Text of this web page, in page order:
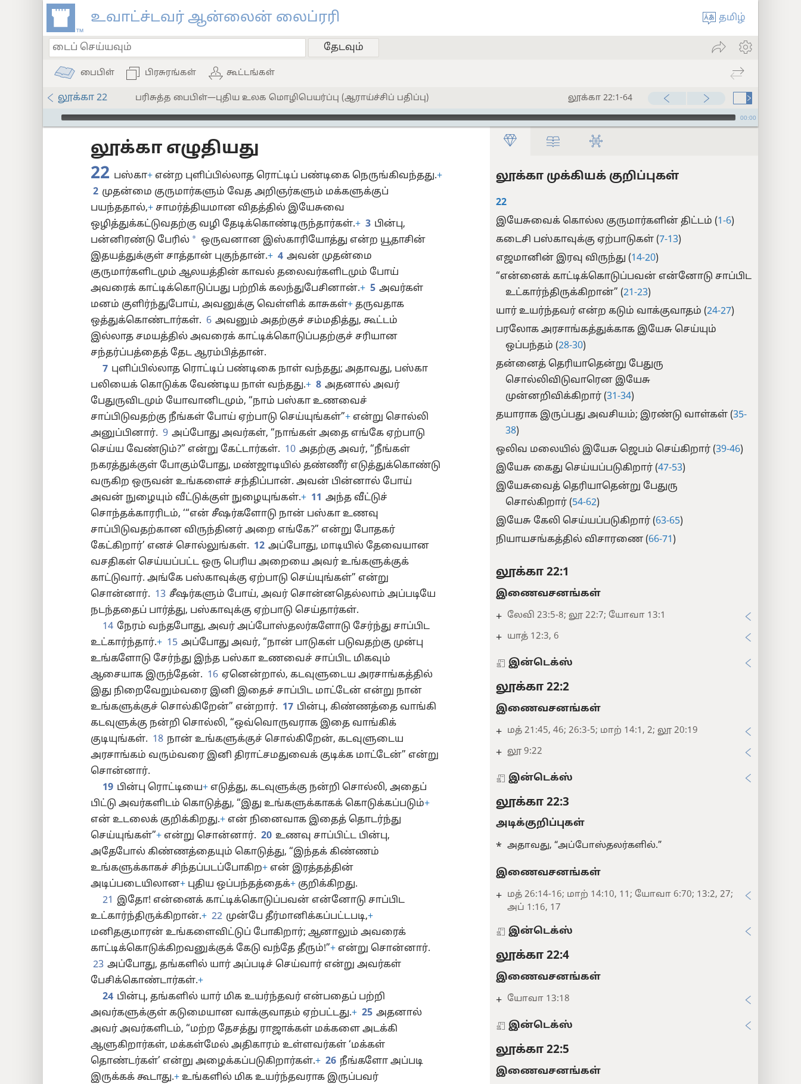
உவாட்ச்டவர் ஆன்லைன் லைப்ரரி தமிழ்
பைபிள் பிரசுரங்கள் கூட்டங்கள்
லூக்கா 22 பரிசுத்த பைபிள்—புதிய உலக மொழிபெயர்ப்பு (ஆராய்ச்சிப் பதிப்பு) லூக்கா 22:1-64
Audio Player 00:00
லூக்கா முக்கியக் குறிப்புகள்
22
இயேசுவைக் கொல்ல குருமார்களின் திட்டம் (1-6)
கடைசி பஸ்காவுக்கு ஏற்பாடுகள் (7-13)
எஜமானின் இரவு விருந்து (14-20)
“என்னைக் காட்டிக்கொடுப்பவன் என்னோடு சாப்பிட
உட்கார்ந்திருக்கிறான்” (21-23)
யார் உயர்ந்தவர் என்ற கடும் வாக்குவாதம் (24-27)
பரலோக அரசாங்கத்துக்காக இயேசு செய்யும்
ஒப்பந்தம் (28-30)
தன்னைத் தெரியாதென்று பேதுரு
சொல்லிவிடுவாரென இயேசு
முன்னறிவிக்கிறார் (31-34)
தயாராக இருப்பது அவசியம்; இரண்டு வாள்கள் (35-
38)
ஒலிவ மலையில் இயேசு ஜெபம் செய்கிறார் (39-46)
இயேசு கைது செய்யப்படுகிறார் (47-53)
இயேசுவைத் தெரியாதென்று பேதுரு
சொல்கிறார் (54-62)
இயேசு கேலி செய்யப்படுகிறார் (63-65)
நியாயசங்கத்தில் விசாரணை (66-71 )
லூக்கா 22:1
இணைவசனங்கள்
+ லேவி 23:5-8; லூ 22:7; யோவா 13:1
+ யாத் 12:3, 6
இன்டெக்ஸ்
லூக்கா 22:2
இணைவசனங்கள்
+ மத் 21:45, 46; 26:3-5; மாற் 14:1, 2; லூ 20:19
+ லூ 9:22
இன்டெக்ஸ்
லூக்கா 22:3
அடிக்குறிப்புகள்
* அதாவது, “அப்போஸ்தலர்களில்.”
இணைவசனங்கள்
+ மத் 26:14-16; மாற் 14:10, 11; யோவா 6:70; 13:2, 27;
அப் 1:16, 17
இன்டெக்ஸ்
லூக்கா 22:4
இணைவசனங்கள்
+ யோவா 13:18
இன்டெக்ஸ்
லூக்கா 22:5
இணைவசனங்கள்
லூக்கா எழுதியது
22 பஸ்கா+ என்ற புளிப்பில்லாத ரொட்டிப் பண்டிகை நெருங்கிவந்தது.+
2 முதன்மை குருமார்களும் வேத அறிஞர்களும் மக்களுக்குப்
பயந்ததால்,+ சாமர்த்தியமான விதத்தில் இயேசுவை
ஒழித்துக்கட்டுவதற்கு வழி தேடிக்கொண்டிருந்தார்கள்.+ 3 பின்பு,
பன்னிரண்டு பேரில் * ஒருவனான இஸ்காரியோத்து என்ற யூதாசின்
இதயத்துக்குள் சாத்தான் புகுந்தான்.+ 4 அவன் முதன்மை
குருமார்களிடமும் ஆலயத்தின் காவல் தலைவர்களிடமும் போய்
அவரைக் காட்டிக்கொடுப்பது பற்றிக் கலந்துபேசினான்.+ 5 அவர்கள்
மனம் குளிர்ந்துபோய், அவனுக்கு வெள்ளிக் காசுகள்+ தருவதாக
ஒத்துக்கொண்டார்கள். 6 அவனும் அதற்குச் சம்மதித்து, கூட்டம்
இல்லாத சமயத்தில் அவரைக் காட்டிக்கொடுப்பதற்குச் சரியான
சந்தர்ப்பத்தைத் தேட ஆரம்பித்தான்.
7 புளிப்பில்லாத ரொட்டிப் பண்டிகை நாள் வந்தது; அதாவது, பஸ்கா
பலியைக் கொடுக்க வேண்டிய நாள் வந்தது.+ 8 அதனால் அவர்
பேதுருவிடமும் யோவானிடமும், “நாம் பஸ்கா உணவைச்
சாப்பிடுவதற்கு நீங்கள் போய் ஏற்பாடு செய்யுங்கள்”+ என்று சொல்லி
அனுப்பினார். 9 அப்போது அவர்கள், “நாங்கள் அதை எங்கே ஏற்பாடு
செய்ய வேண்டும்?” என்று கேட்டார்கள். 10 அதற்கு அவர், “நீங்கள்
நகரத்துக்குள் போகும்போது, மண்ஜாடியில் தண்ணீர் எடுத்துக்கொண்டு
வருகிற ஒருவன் உங்களைச் சந்திப்பான். அவன் பின்னால் போய்
அவன் நுழையும் வீட்டுக்குள் நுழையுங்கள்.+ 11 அந்த வீட்டுச்
சொந்தக்காரரிடம், ‘“என் சீஷர்களோடு நான் பஸ்கா உணவு
சாப்பிடுவதற்கான விருந்தினர் அறை எங்கே?” என்று போதகர்
கேட்கிறார்’ எனச் சொல்லுங்கள். 12 அப்போது, மாடியில் தேவையான
வசதிகள் செய்யப்பட்ட ஒரு பெரிய அறையை அவர் உங்களுக்குக்
காட்டுவார். அங்கே பஸ்காவுக்கு ஏற்பாடு செய்யுங்கள்” என்று
சொன்னார். 13 சீஷர்களும் போய், அவர் சொன்னதெல்லாம் அப்படியே
நடந்ததைப் பார்த்து, பஸ்காவுக்கு ஏற்பாடு செய்தார்கள்.
14 நேரம் வந்தபோது, அவர் அப்போஸ்தலர்களோடு சேர்ந்து சாப்பிட
உட்கார்ந்தார்.+ 15 அப்போது அவர், “நான் பாடுகள் படுவதற்கு முன்பு
உங்களோடு சேர்ந்து இந்த பஸ்கா உணவைச் சாப்பிட மிகவும்
ஆசையாக இருந்தேன். 16 ஏனென்றால், கடவுளுடைய அரசாங்கத்தில்
இது நிறைவேறும்வரை இனி இதைச் சாப்பிட மாட்டேன் என்று நான்
உங்களுக்குச் சொல்கிறேன்” என்றார். 17 பின்பு, கிண்ணத்தை வாங்கி
கடவுளுக்கு நன்றி சொல்லி, “ஒவ்வொருவராக இதை வாங்கிக்
குடியுங்கள். 18 நான் உங்களுக்குச் சொல்கிறேன், கடவுளுடைய
அரசாங்கம் வரும்வரை இனி திராட்சமதுவைக் குடிக்க மாட்டேன்” என்று
சொன்னார்.
19 பின்பு ரொட்டியை+ எடுத்து, கடவுளுக்கு நன்றி சொல்லி, அதைப்
பிட்டு அவர்களிடம் கொடுத்து, “இது உங்களுக்காகக் கொடுக்கப்படும்+
என் உடலைக் குறிக்கிறது.+ என் நினைவாக இதைத் தொடர்ந்து
செய்யுங்கள்”+ என்று சொன்னார். 20 உணவு சாப்பிட்ட பின்பு,
அதேபோல் கிண்ணத்தையும் கொடுத்து, “இந்தக் கிண்ணம்
உங்களுக்காகச் சிந்தப்படப்போகிற+ என் இரத்தத்தின்
அடிப்படையிலான+ புதிய ஒப்பந்தத்தைக்+ குறிக்கிறது.
21 இதோ! என்னைக் காட்டிக்கொடுப்பவன் என்னோடு சாப்பிட
உட்கார்ந்திருக்கிறான்.+ 22 முன்பே தீர்மானிக்கப்பட்டபடி,+
மனிதகுமாரன் உங்களைவிட்டுப் போகிறார்; ஆனாலும் அவரைக்
காட்டிக்கொடுக்கிறவனுக்குக் கேடு வந்தே தீரும்!”+ என்று சொன்னார்.
23 அப்போது, தங்களில் யார் அப்படிச் செய்வார் என்று அவர்கள்
பேசிக்கொண்டார்கள்.+
24 பின்பு, தங்களில் யார் மிக உயர்ந்தவர் என்பதைப் பற்றி
அவர்களுக்குள் கடுமையான வாக்குவாதம் ஏற்பட்டது.+ 25 அதனால்
அவர் அவர்களிடம், “மற்ற தேசத்து ராஜாக்கள் மக்களை அடக்கி
ஆளுகிறார்கள், மக்கள்மேல் அதிகாரம் உள்ளவர்கள் ‘மக்கள்
தொண்டர்கள்’ என்று அழைக்கப்படுகிறார்கள்.+ 26 நீங்களோ அப்படி
இருக்கக் கூடாது.+ உங்களில் மிக உயர்ந்தவராக இருப்பவர்